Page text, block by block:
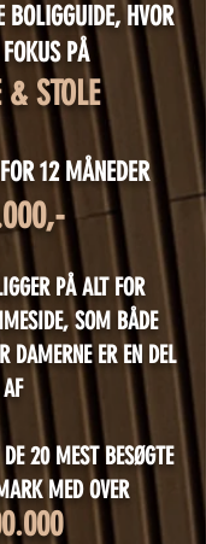
BOLIGGUIDE, HVOR
PÅ
& STOLE
12 MÅNEDER
PÅ ALT FOR
SOM BÅDE
DAMERNE ER EN DEL
AF
20 MEST BESØGTE
MED OVER